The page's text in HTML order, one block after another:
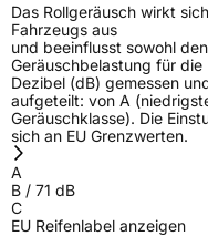
Das Rollgeräusch wirkt
Fahrzeugs aus
und beeinflusst sowohl
Geräuschbelastung für
Dezibel (dB) gemessen
aufgeteilt: von A
Geräuschklasse). Die
sich an EU Grenzwerten.
A
B / 71 dB
C
EU Reifenlabel anzeigen